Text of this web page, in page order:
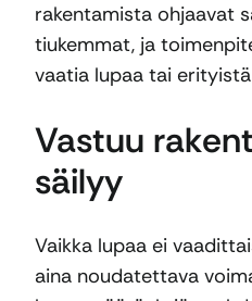
rakentamista ohjaavat
tiukemmat, ja
vaatia lupaa tai
Vastuu
säilyy
Vaikka lupaa ei
aina noudatettava